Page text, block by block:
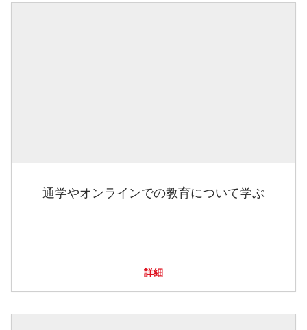
通学やオンラインでの教育について学ぶ
詳細